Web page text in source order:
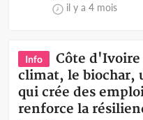
il y a 4 mois
Info
Côte
climat, le biochar,
qui crée des
renforce la